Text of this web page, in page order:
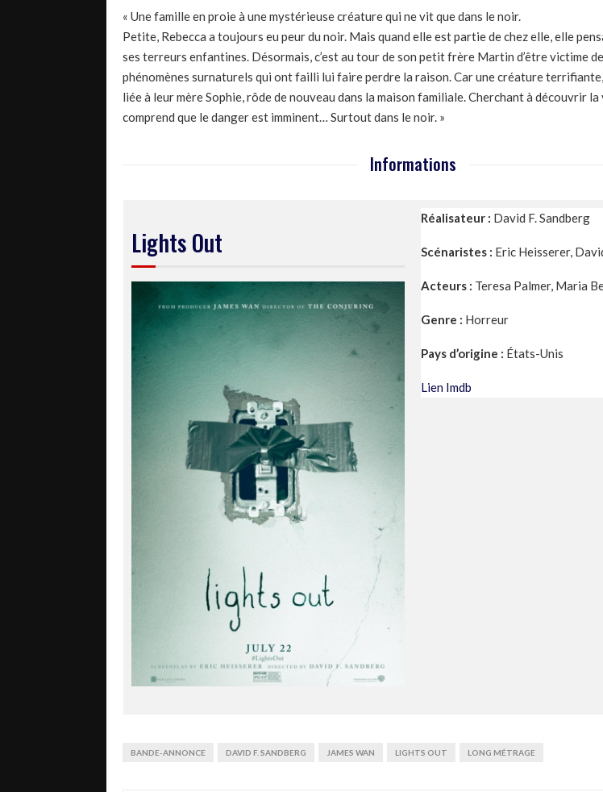
« Une famille en proie à une mystérieuse créature qui ne vit que dans le noir.
Petite, Rebecca a toujours eu peur du noir. Mais quand elle est partie de chez elle, elle
ses terreurs enfantines. Désormais, c’est au tour de son petit frère Martin d’être victime
phénomènes surnaturels qui ont failli lui faire perdre la raison. Car une créature
liée à leur mère Sophie, rôde de nouveau dans la maison familiale. Cherchant à découvrir la
comprend que le danger est imminent… Surtout dans le noir. »
Informations
Lights Out
Réalisateur : David F. Sandberg
Scénaristes : Eric Heisserer,
Acteurs : Teresa Palmer, Maria
Genre : Horreur
Pays d’origine : États-Unis
Lien Imdb
BANDE-ANNONCE DAVID F. SANDBERG JAMES WAN LIGHTS OUT LONG MÉTRAGE